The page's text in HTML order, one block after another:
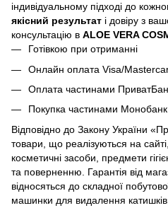
індивідуальному підході до
якісний результат і довіру з
консультацію в ALOE VERA
Готівкою при отриманні
Онлайн оплата Visa/
Оплата частинами
Покупка частинами Монобанк
Відповідно до Закону України
товари, що реалізуються на
косметичні засоби, предмети
та поверненню. Гарантія від
відносяться до складної
машинки для видалення